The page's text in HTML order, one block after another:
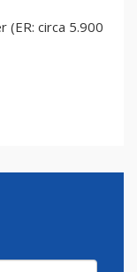
(ER: circa 5.900